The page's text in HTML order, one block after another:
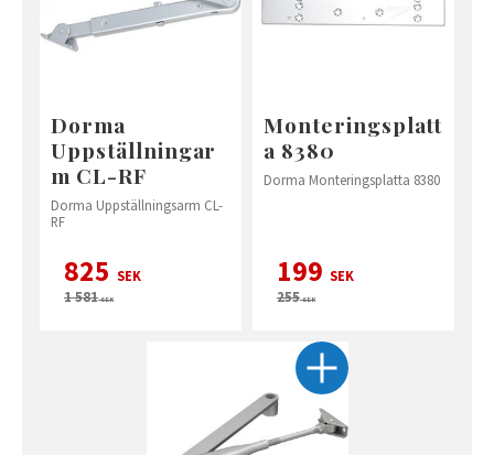
Dorma
Uppställningar
m CL-RF
Dorma Uppställningsarm CL-
RF
825 SEK
1 581SEK
Monteringsplatt
a 8380
Dorma Monteringsplatta 8380
199 SEK
255SEK